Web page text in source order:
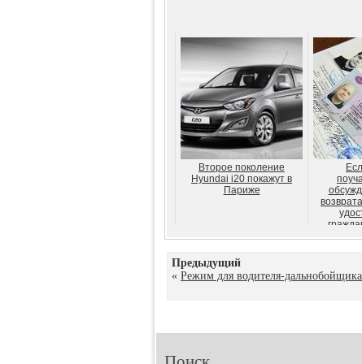
Второе поколение
Hyundai i20 покажут в
Париже
Предыдущий
« Режим для водителя-дальнобойщика